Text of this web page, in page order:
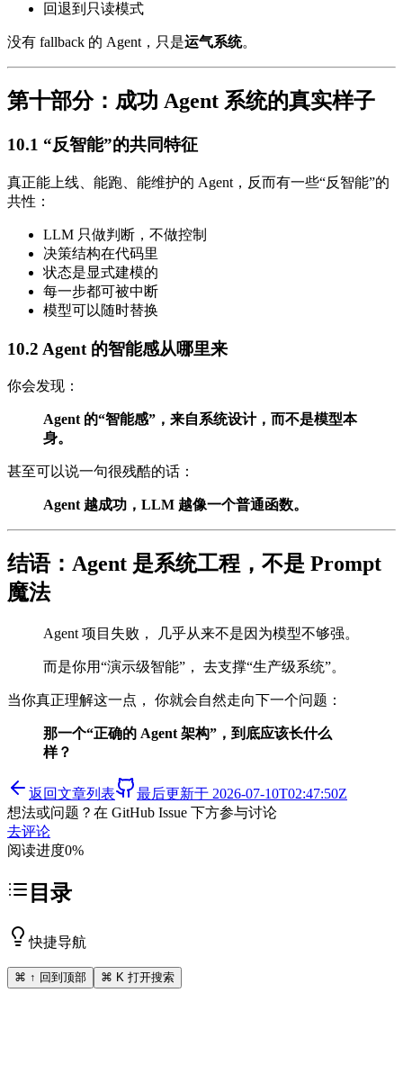
回退到只读模式
没有 fallback 的 Agent，只是运气系统。
第十部分：成功 Agent 系统的真实样子
10.1 “反智能”的共同特征
真正能上线、能跑、能维护的 Agent，反而有一些“反智能”的
共性：
LLM 只做判断，不做控制
决策结构在代码里
状态是显式建模的
每一步都可被中断
模型可以随时替换
10.2 Agent 的智能感从哪里来
你会发现：
Agent 的“智能感”，来自系统设计，而不是模型本
身。
甚至可以说一句很残酷的话：
Agent 越成功，LLM 越像一个普通函数。
结语：Agent 是系统工程，不是 Prompt
魔法
Agent 项目失败， 几乎从来不是因为模型不够强。
而是你用“演示级智能”， 去支撑“生产级系统”。
当你真正理解这一点， 你就会自然走向下一个问题：
那一个“正确的 Agent 架构”，到底应该长什么
样？
返回文章列表 最后更新于 2026-07-10T02:47:50Z
想法或问题？在 GitHub Issue 下方参与讨论
去评论
阅读进度0%
目录
快捷导航
⌘ ↑ 回到顶部 ⌘ K 打开搜索